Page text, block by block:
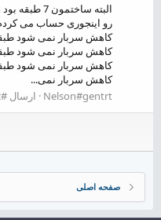
کاهش سربار نمی...
Nelson#gentrt
ارسال #2
صفحه اصلی